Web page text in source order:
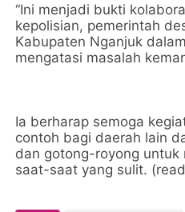
“Ini menjadi bukti
kepolisian, pemerintah
Kabupaten Nganjuk
mengatasi masalah
Ia berharap semoga
contoh bagi daerah lain
dan gotong-royong untuk
saat-saat yang sulit.